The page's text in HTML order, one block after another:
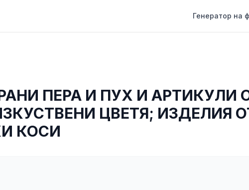
Генератор на
ПЕРА И ПУХ И АРТИКУЛИ
ЦВЕТЯ; ИЗДЕЛИЯ
КОСИ